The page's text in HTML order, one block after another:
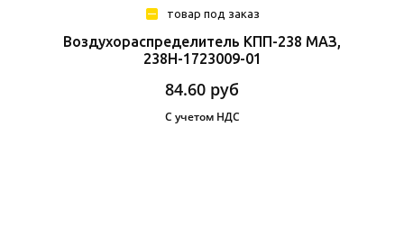
товар под заказ
Воздухораспределитель КПП-238 МАЗ,
238Н-1723009-01
84.60 руб
С учетом НДС